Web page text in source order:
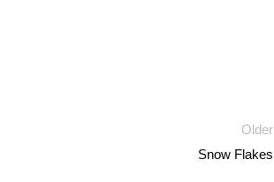
Older
Snow Flakes